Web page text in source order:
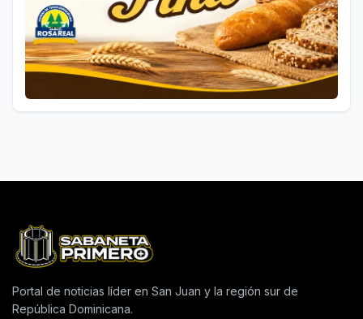
Portal de noticias líder en San Juan y la región sur de
República Dominicana.